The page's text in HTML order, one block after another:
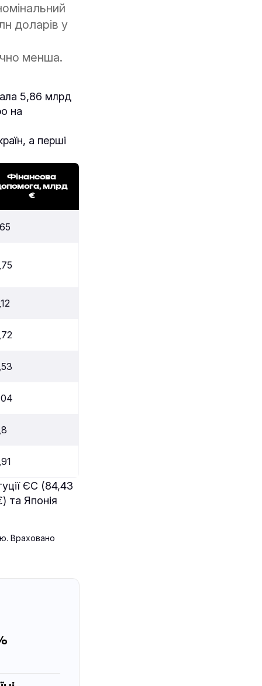
доларів у
менша.
5,86 млрд
на
а перші
Фінансова
млрд
€
ЄС (84,43
та Японія
Враховано